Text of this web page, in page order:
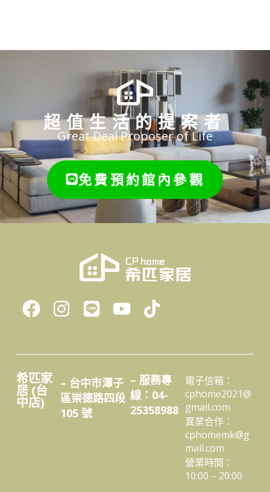
超值生活的提案者
Great Deal Proposer of Life
免費預約館內參觀
居 (台
中店)
區崇德路四段
105 號
線：04-
25358988
cphome2021@
gmail.com
異業合作：
cphomemk@g
mail.com
營業時間：
10:00 – 20:00